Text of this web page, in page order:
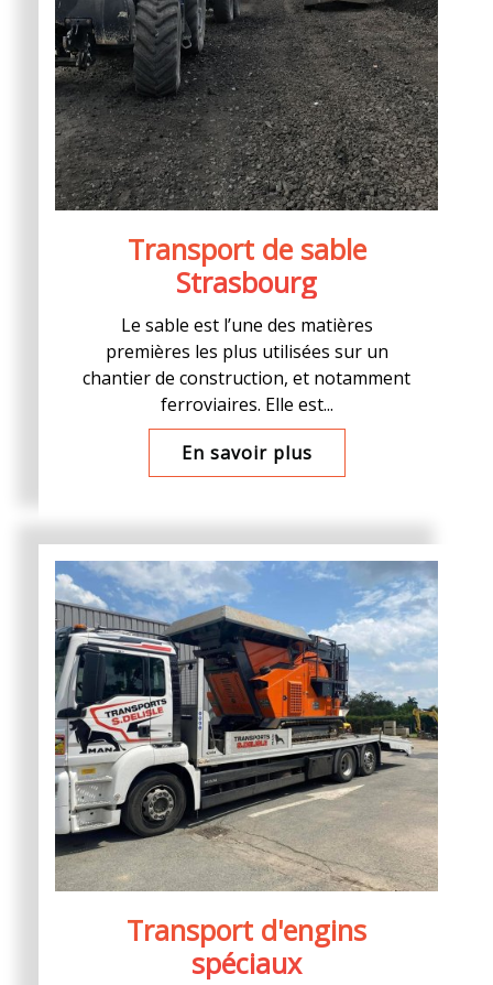
Transport de sable
Strasbourg
Le sable est l’une des matières
premières les plus utilisées sur un
chantier de construction, et notamment
ferroviaires. Elle est...
En savoir plus
Transport d'engins
spéciaux